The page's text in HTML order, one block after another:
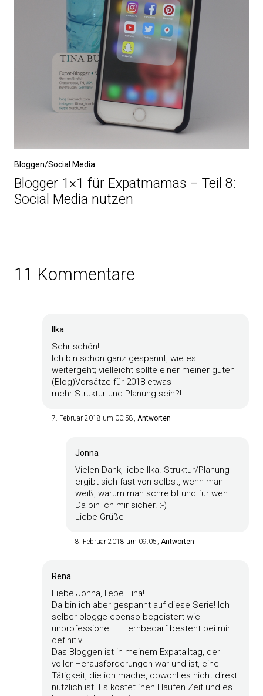
Bloggen/Social Media
Blogger 1×1 für Expatmamas – Teil 8:
Social Media nutzen
11 Kommentare
Ilka
Sehr schön!
Ich bin schon ganz gespannt, wie es
weitergeht; vielleicht sollte einer meiner guten
(Blog)Vorsätze für 2018 etwas
mehr Struktur und Planung sein?!
7. Februar 2018 um 00:58 Antworten
Jonna
Vielen Dank, liebe Ilka. Struktur/Planung
ergibt sich fast von selbst, wenn man
weiß, warum man schreibt und für wen.
Da bin ich mir sicher. :-)
Liebe Grüße
8. Februar 2018 um 09:05 Antworten
Rena
Liebe Jonna, liebe Tina!
Da bin ich aber gespannt auf diese Serie! Ich
selber blogge ebenso begeistert wie
unprofessionell – Lernbedarf besteht bei mir
definitiv.
Das Bloggen ist in meinem Expatalltag, der
voller Herausforderungen war und ist, eine
Tätigkeit, die ich mache, obwohl es nicht direkt
nützlich ist. Es kostet ´nen Haufen Zeit und es